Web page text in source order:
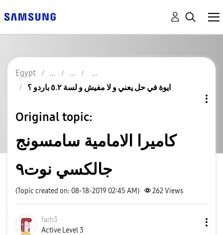
Egypt
ايوة في حل يعني و لا مفيش و لسة ٥.٢ باردو ؟
Original topic:
كاميرا الامامية سامسونج
جالكسي نوت٩
(Topic created on: 08-18-2019 02:45 AM) 262Views
farh3
Active Level 3